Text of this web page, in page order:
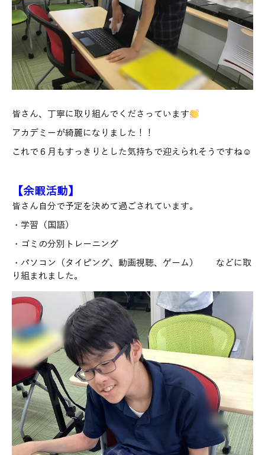
皆さん、丁寧に取り組んでくださっています
アカデミーが綺麗になりました！！
これで６月もすっきりとした気持ちで迎えられそうですね☺
【余暇活動】
皆さん自分で予定を決めて過ごされています。
・学習（国語）
・ゴミの分別トレーニング
・パソコン（タイピング、動画視聴、ゲーム） などに取
り組まれました。